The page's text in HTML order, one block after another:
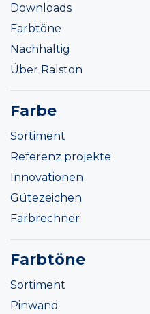
Downloads
Farbtöne
Nachhaltig
Über Ralston
Farbe
Sortiment
Referenz projekte
Innovationen
Gütezeichen
Farbrechner
Farbtöne
Sortiment
Pinwand